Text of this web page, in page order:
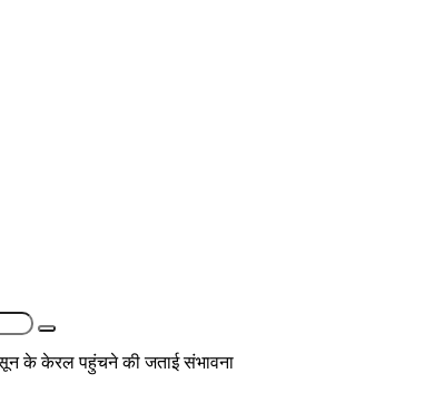
Search
for
के केरल पहुंचने की जताई संभावना